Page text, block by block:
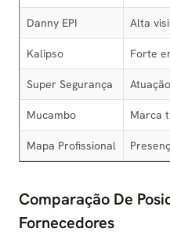
Danny EPI Alta
Kalipso Forte
Super Segurança
Mucambo Marca
Mapa Profissional
Comparação De
Fornecedores